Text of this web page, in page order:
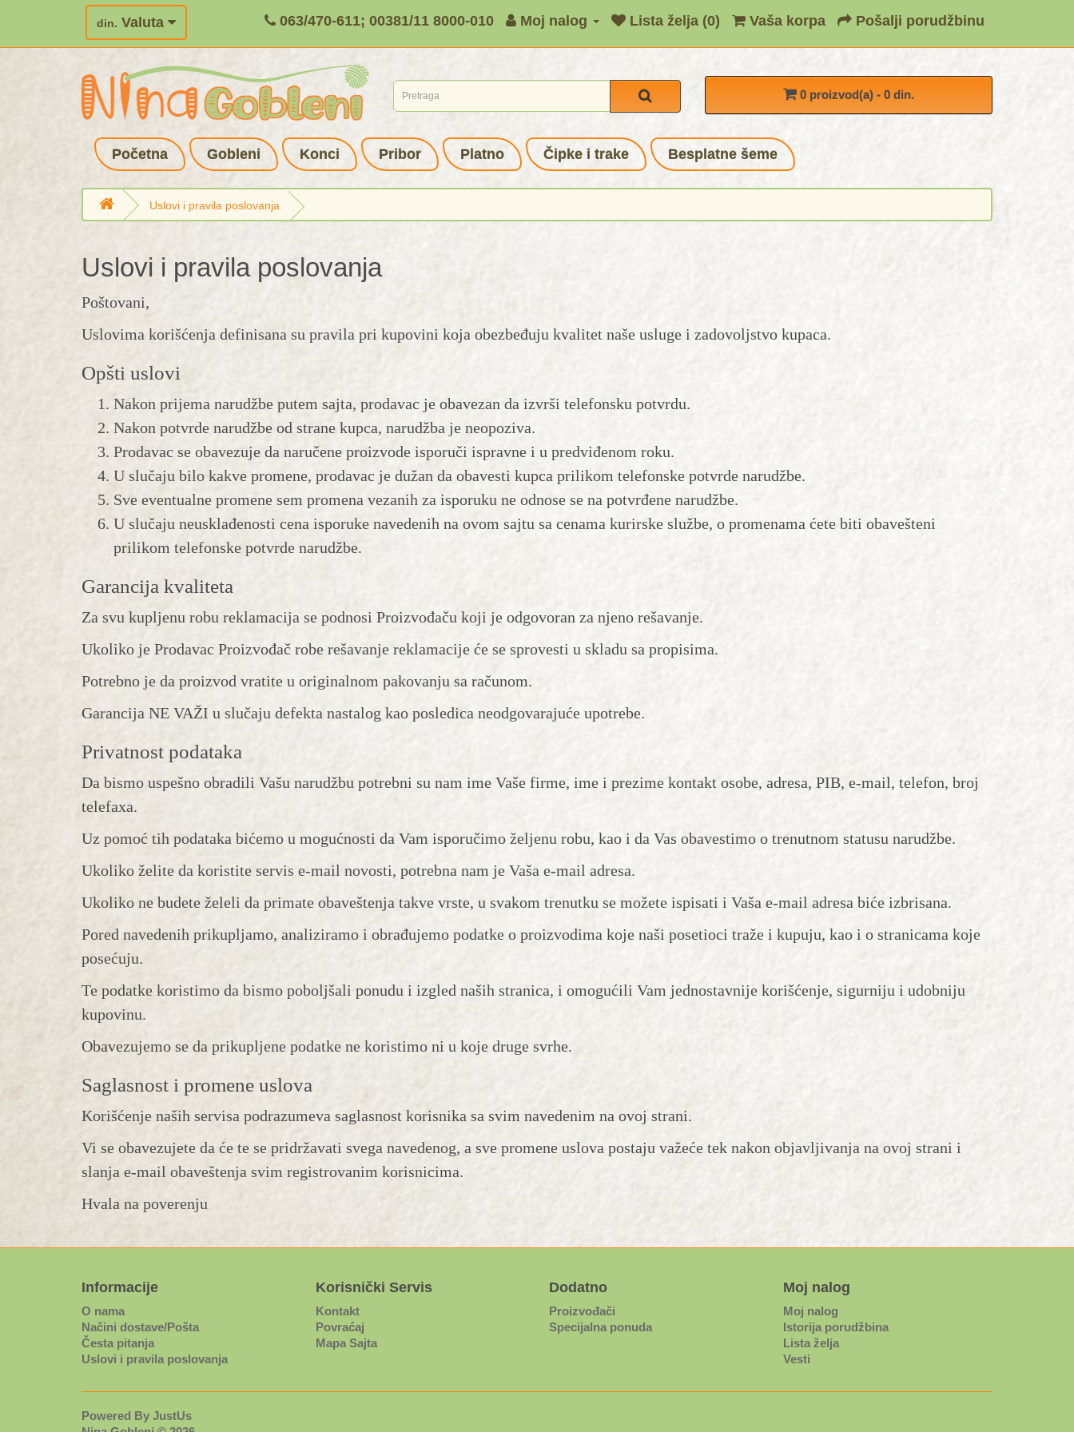
din. Valuta 063/470-611; 00381/11 8000-010 Moj nalog Lista želja (0) Vaša korpa Pošalji porudžbinu
0 proizvod(a) - 0 din.
Početna Gobleni Konci Pribor Platno Čipke i trake Besplatne šeme
Uslovi i pravila poslovanja
Uslovi i pravila poslovanja
Poštovani,
Uslovima korišćenja definisana su pravila pri kupovini koja obezbeđuju kvalitet naše usluge i zadovoljstvo kupaca.
Opšti uslovi
Nakon prijema narudžbe putem sajta, prodavac je obavezan da izvrši telefonsku potvrdu.
Nakon potvrde narudžbe od strane kupca, narudžba je neopoziva.
Prodavac se obavezuje da naručene proizvode isporuči ispravne i u predviđenom roku.
U slučaju bilo kakve promene, prodavac je dužan da obavesti kupca prilikom telefonske potvrde narudžbe.
Sve eventualne promene sem promena vezanih za isporuku ne odnose se na potvrđene narudžbe.
U slučaju neusklađenosti cena isporuke navedenih na ovom sajtu sa cenama kurirske službe, o promenama ćete biti obavešteni
prilikom telefonske potvrde narudžbe.
Garancija kvaliteta
Za svu kupljenu robu reklamacija se podnosi Proizvođaču koji je odgovoran za njeno rešavanje.
Ukoliko je Prodavac Proizvođač robe rešavanje reklamacije će se sprovesti u skladu sa propisima.
Potrebno je da proizvod vratite u originalnom pakovanju sa računom.
Garancija NE VAŽI u slučaju defekta nastalog kao posledica neodgovarajuće upotrebe.
Privatnost podataka
Da bismo uspešno obradili Vašu narudžbu potrebni su nam ime Vaše firme, ime i prezime kontakt osobe, adresa, PIB, e-mail, telefon, broj
telefaxa.
Uz pomoć tih podataka bićemo u mogućnosti da Vam isporučimo željenu robu, kao i da Vas obavestimo o trenutnom statusu narudžbe.
Ukoliko želite da koristite servis e-mail novosti, potrebna nam je Vaša e-mail adresa.
Ukoliko ne budete želeli da primate obaveštenja takve vrste, u svakom trenutku se možete ispisati i Vaša e-mail adresa biće izbrisana.
Pored navedenih prikupljamo, analiziramo i obrađujemo podatke o proizvodima koje naši posetioci traže i kupuju, kao i o stranicama koje
posećuju.
Te podatke koristimo da bismo poboljšali ponudu i izgled naših stranica, i omogućili Vam jednostavnije korišćenje, sigurniju i udobniju
kupovinu.
Obavezujemo se da prikupljene podatke ne koristimo ni u koje druge svrhe.
Saglasnost i promene uslova
Korišćenje naših servisa podrazumeva saglasnost korisnika sa svim navedenim na ovoj strani.
Vi se obavezujete da će te se pridržavati svega navedenog, a sve promene uslova postaju važeće tek nakon objavljivanja na ovoj strani i
slanja e-mail obaveštenja svim registrovanim korisnicima.
Hvala na poverenju
Informacije
O nama
Načini dostave/Pošta
Česta pitanja
Uslovi i pravila poslovanja
Korisnički Servis
Kontakt
Povraćaj
Mapa Sajta
Dodatno
Proizvođači
Specijalna ponuda
Moj nalog
Moj nalog
Istorija porudžbina
Lista želja
Vesti
Powered By JustUs